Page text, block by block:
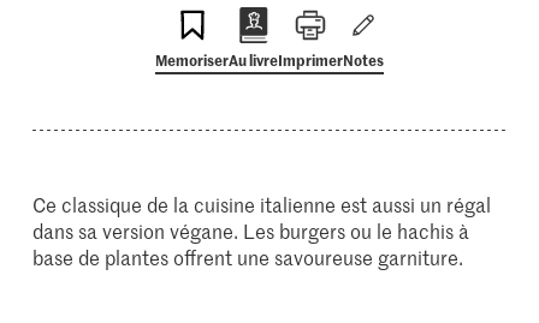
MemoriserAu livreImprimerNotes
Ce classique de la cuisine italienne est aussi un régal
dans sa version végane. Les burgers ou le hachis à
base de plantes offrent une savoureuse garniture.